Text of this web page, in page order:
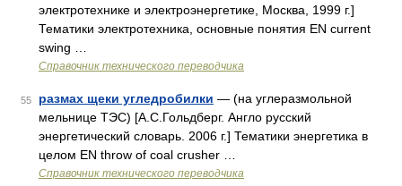
электротехнике и электроэнергетике, Москва, 1999 г.]
Тематики электротехника, основные понятия EN current
swing …
Справочник технического переводчика
55 размах щеки угледробилки — (на углеразмольной
мельнице ТЭС) [А.С.Гольдберг. Англо русский
энергетический словарь. 2006 г.] Тематики энергетика в
целом EN throw of coal crusher …
Справочник технического переводчика